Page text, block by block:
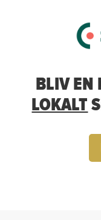
BLIV EN
LOKALT